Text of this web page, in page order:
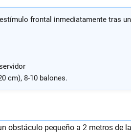
frontal inmediatamente tras
cm), 8-10 balones.
obstáculo pequeño a 2 metros de